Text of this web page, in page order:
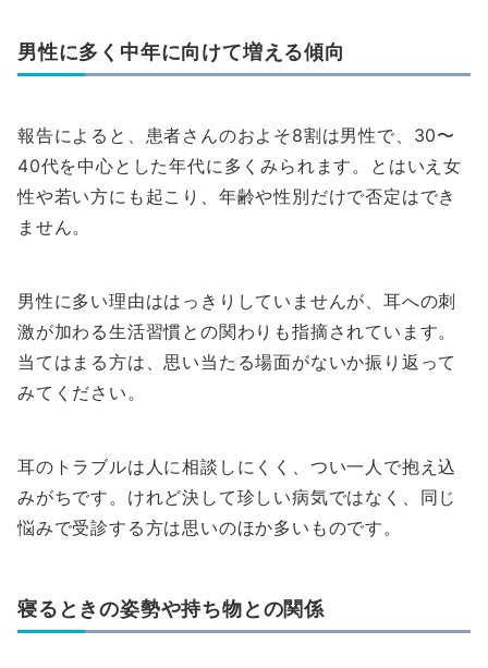
男性に多く中年に向けて増える傾向
報告によると、患者さんのおよそ8割は男性で、30〜
40代を中心とした年代に多くみられます。とはいえ女
性や若い方にも起こり、年齢や性別だけで否定はでき
ません。
男性に多い理由ははっきりしていませんが、耳への刺
激が加わる生活習慣との関わりも指摘されています。
当てはまる方は、思い当たる場面がないか振り返って
みてください。
耳のトラブルは人に相談しにくく、つい一人で抱え込
みがちです。けれど決して珍しい病気ではなく、同じ
悩みで受診する方は思いのほか多いものです。
寝るときの姿勢や持ち物との関係